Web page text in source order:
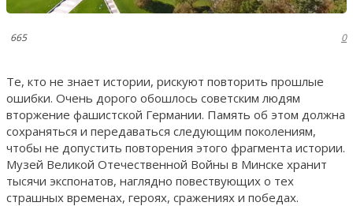
665 0
Те, кто не знает истории, рискуют повторить прошлые
ошибки. Очень дорого обошлось советским людям
вторжение фашистской Германии. Память об этом должна
сохраняться и передаваться следующим поколениям,
чтобы не допустить повторения этого фрагмента истории.
Музей Великой Отечественной Войны в Минске хранит
тысячи экспонатов, наглядно повествующих о тех
страшных временах, героях, сражениях и победах.